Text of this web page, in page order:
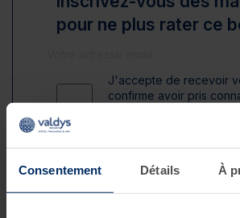
Consentement Détails À
pour ne plus rater ce
J'accepte de recevoir
confirme avoir pris